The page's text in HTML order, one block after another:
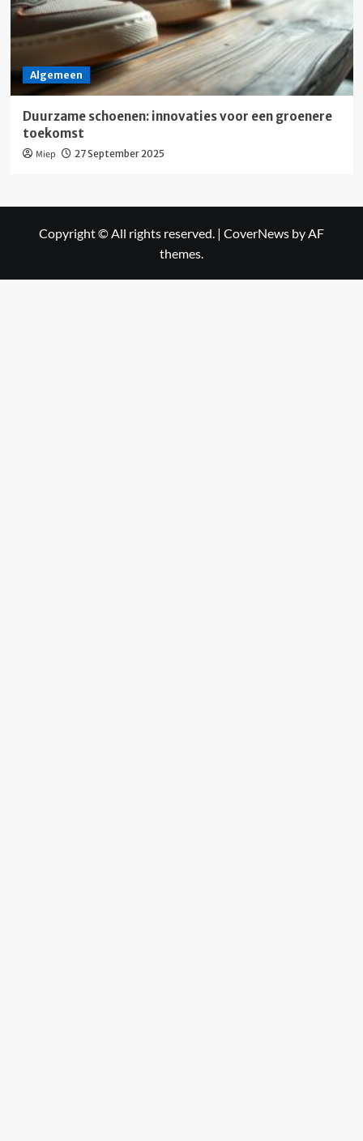
Algemeen
Duurzame schoenen: innovaties voor een groenere
toekomst
Miep 27 September 2025
Copyright © All rights reserved. | CoverNews by AF
themes.